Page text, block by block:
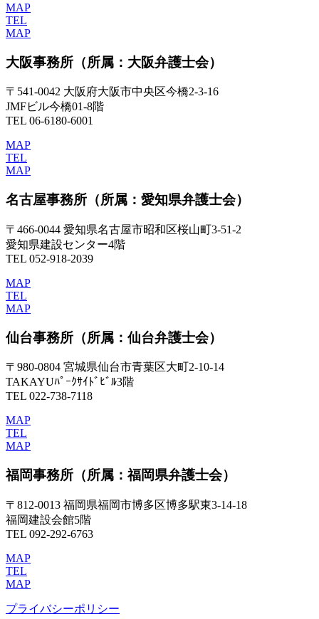
MAP
TEL
MAP
大阪事務所 （所属：大阪弁護士会）
〒541-0042 大阪府大阪市中央区今橋2-3-16
JMFビル今橋01-8階
TEL 06-6180-6001
MAP
TEL
MAP
名古屋事務所 （所属：愛知県弁護士会）
〒466-0044 愛知県名古屋市昭和区桜山町3-51-2
愛知県建設センター4階
TEL 052-918-2039
MAP
TEL
MAP
仙台事務所 （所属：仙台弁護士会）
〒980-0804 宮城県仙台市青葉区大町2-10-14
TAKAYUﾊﾟｰｸｻｲﾄﾞﾋﾞﾙ3階
TEL 022-738-7118
MAP
TEL
MAP
福岡事務所 （所属：福岡県弁護士会）
〒812-0013 福岡県福岡市博多区博多駅東3-14-18
福岡建設会館5階
TEL 092-292-6763
MAP
TEL
MAP
プライバシーポリシー